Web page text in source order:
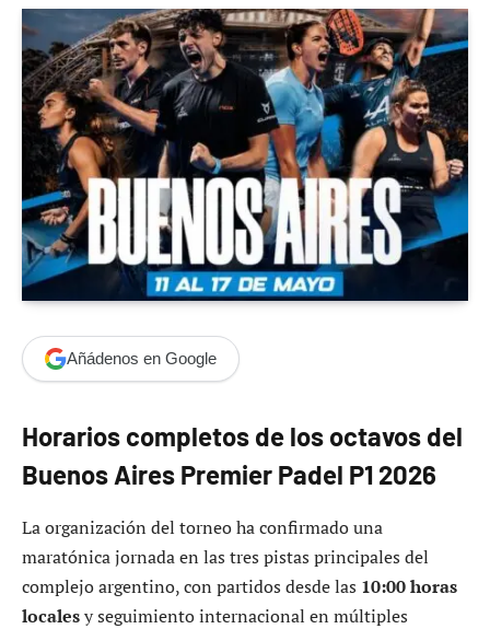
Añádenos en Google
Horarios completos de los octavos del
Buenos Aires Premier Padel P1 2026
La organización del torneo ha confirmado una
maratónica jornada en las tres pistas principales del
complejo argentino, con partidos desde las 10:00 horas
localesy seguimiento internacional en múltiples